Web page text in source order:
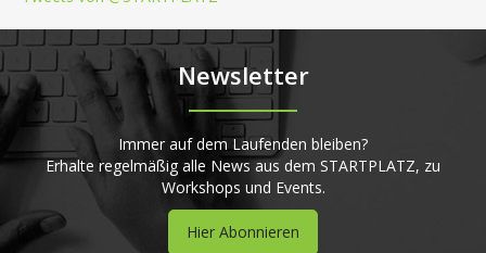
Newsletter
Immer auf dem Laufenden bleiben?
Erhalte regelmäßig alle News aus dem STARTPLATZ, zu
Workshops und Events.
Hier Abonnieren